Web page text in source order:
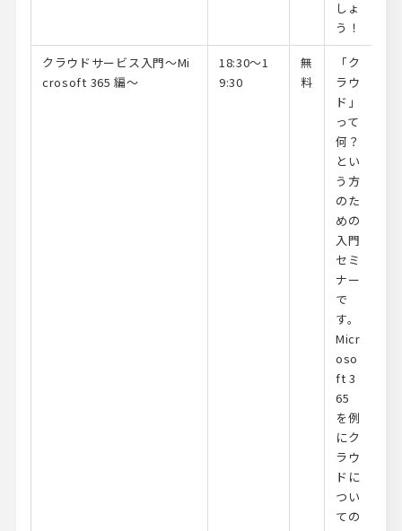
しょ
う！
クラウドサービス入門～Mi
crosoft 365 編～
18:30～1
9:30
無
料
「ク
ラウ
ド」
って
何？
とい
う方
のた
めの
入門
セミ
ナー
で
す。
Micr
oso
ft 3
65
を例
にク
ラウ
ドに
つい
ての